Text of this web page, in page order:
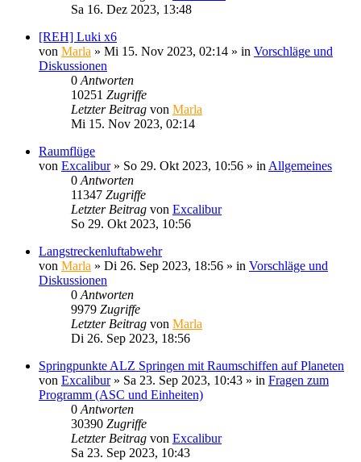
Sa 16. Dez 2023, 13:48
[REH] Luki x6
von Marla » Mi 15. Nov 2023, 02:14 » in Vorschläge und
Diskussionen
0 Antworten
10251 Zugriffe
Letzter Beitrag von Marla
Mi 15. Nov 2023, 02:14
Raumflüge
von Excalibur» So 29. Okt 2023, 10:56 » in Allgemeines
0 Antworten
11347 Zugriffe
Letzter Beitrag von Excalibur
So 29. Okt 2023, 10:56
Langstreckenluftabwehr
von Marla » Di 26. Sep 2023, 18:56 » in Vorschläge und
Diskussionen
0 Antworten
9979 Zugriffe
Letzter Beitrag von Marla
Di 26. Sep 2023, 18:56
Springpunkte ALZ Springen mit Raumschiffen auf Planeten
von Excalibur» Sa 23. Sep 2023, 10:43 » in Fragen zum
Programm (ASC und Einheiten)
0 Antworten
30390 Zugriffe
Letzter Beitrag von Excalibur
Sa 23. Sep 2023, 10:43